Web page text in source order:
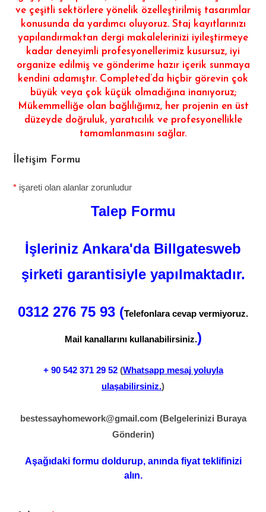
ve çeşitli sektörlere yönelik özelleştirilmiş tasarımlar
konusunda da yardımcı oluyoruz. Staj kayıtlarınızı
yapılandırmaktan dergi makalelerinizi iyileştirmeye
kadar deneyimli profesyonellerimiz kusursuz, iyi
organize edilmiş ve gönderime hazır içerik sunmaya
kendini adamıştır. Completed’da hiçbir görevin çok
büyük veya çok küçük olmadığına inanıyoruz;
Mükemmelliğe olan bağlılığımız, her projenin en üst
düzeyde doğruluk, yaratıcılık ve profesyonellikle
tamamlanmasını sağlar.
İletişim Formu
* işareti olan alanlar zorunludur
Talep Formu
İşleriniz Ankara'da Billgatesweb
şirketi garantisiyle yapılmaktadır.
0312 276 75 93 (Telefonlara cevap vermiyoruz.
Mail kanallarını kullanabilirsiniz.)
+ 90 542 371 29 52(Whatsapp mesaj yoluyla
ulaşabilirsiniz.)
bestessayhomework@gmail.com(Belgelerinizi Buraya
Gönderin)
Aşağıdaki formu doldurup, anında fiyat teklifinizi
alın.